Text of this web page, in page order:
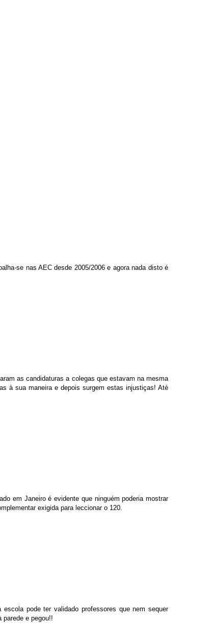
se nas AEC desde 2005/2006 e agora nada disto é
as candidaturas a colegas que estavam na mesma
à sua maneira e depois surgem estas injustiças! Até
em Janeiro é evidente que ninguém poderia mostrar
exigida para leccionar o 120.
pode ter validado professores que nem sequer
e pegou!!